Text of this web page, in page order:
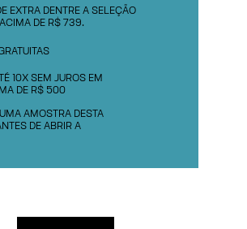
EXTRA DENTRE A SELEÇÃO
DE R$ 739.
10X SEM JUROS EM
DE R$ 500
AMOSTRA DESTA
DE ABRIR A